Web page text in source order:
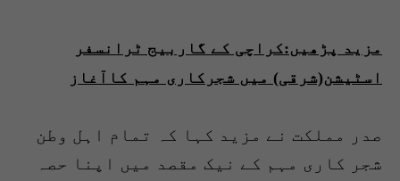
مزید پڑھیں:کراچی کے گاربیج ٹرانسفر
اسٹیشن(شرقی) میں شجرکاری مہم کاآغاز
صدر مملکت نے مزید کہا کہ تمام اہل وطن
شجر کاری مہم کے نیک مقصد میں اپنا حصہ